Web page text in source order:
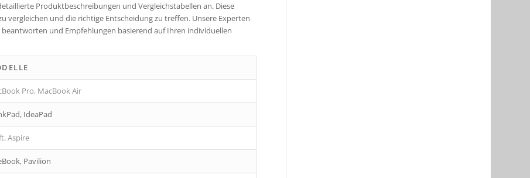
Produktbeschreibungen und Vergleichstabellen an. Diese
vergleichen und die richtige Entscheidung zu treffen. Unsere Experten
und Empfehlungen basierend auf Ihren individuellen
Pro, MacBook Air
IdeaPad
Aspire
Pavilion